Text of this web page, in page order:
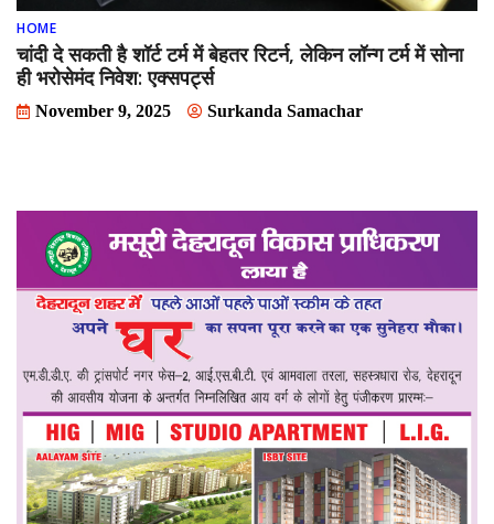
HOME
चांदी दे सकती है शॉर्ट टर्म में बेहतर रिटर्न, लेकिन लॉन्ग टर्म में सोना
ही भरोसेमंद निवेश: एक्सपर्ट्स
November 9, 2025 Surkanda Samachar